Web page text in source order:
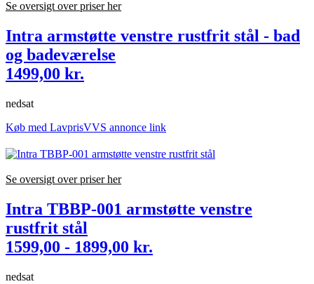
Se oversigt over priser her
Intra armstøtte venstre rustfrit stål - bad
og badeværelse
1499,00 kr.
nedsat
Køb med LavprisVVS annonce link
Se oversigt over priser her
Intra TBBP-001 armstøtte venstre
rustfrit stål
1599,00 - 1899,00 kr.
nedsat